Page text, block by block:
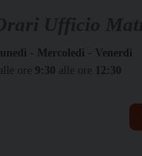
- Mercoledì - Venerdì
ore 9:30 alle ore 12:30